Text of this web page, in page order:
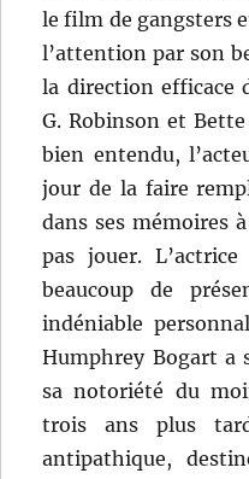
le film de gangsters
l’attention par son
la direction efficace
G. Robinson et
bien entendu,
jour de la faire
dans ses mémoires
pas jouer.
beaucoup de
indéniable
Humphrey Bogart a
sa notoriété du
trois ans plus
antipathique,